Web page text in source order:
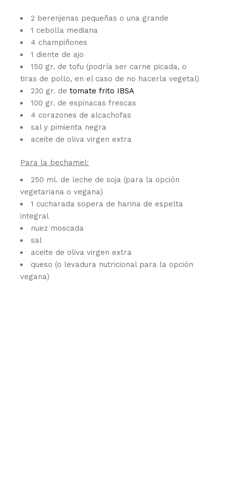
2 berenjenas pequeñas o una grande
1 cebolla mediana
4 champiñones
1 diente de ajo
150 gr. de tofu (podría ser carne picada, o
tiras de pollo, en el caso de no hacerla vegetal)
230 gr. detomate frito IBSA
100 gr. de espinacas frescas
4 corazones de alcachofas
sal y pimienta negra
aceite de oliva virgen extra
Para la bechamel:
250 ml. de leche de soja (para la opción
vegetariana o vegana)
1 cucharada sopera de harina de espelta
integral
nuez moscada
sal
aceite de oliva virgen extra
queso (o levadura nutricional para la opción
vegana)